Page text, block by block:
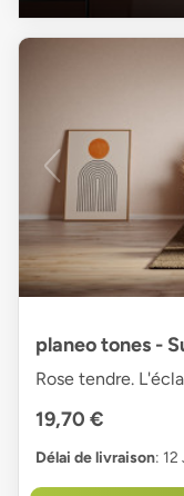
planeo tones -
Rose tendre.
19,70 €
Délai de livraison: